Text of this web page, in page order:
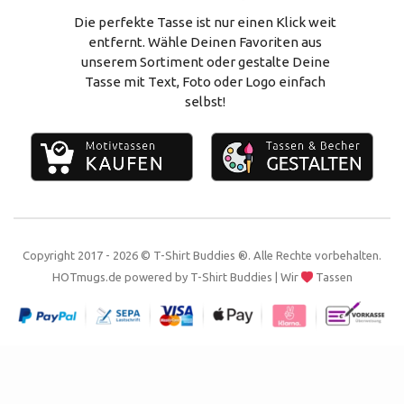
Alles zum Selbstgestalten
Vertrag widerrufenDie perfekte Tasse ist nur einen Klick weit
entfernt. Wähle Deinen Favoriten aus
unserem Sortiment oder gestalte Deine
Tasse mit Text, Foto oder Logo einfach
selbst!
Copyright 2017 - 2026 © T-Shirt Buddies ®. Alle Rechte vorbehalten.
HOTmugs.de powered by T-Shirt Buddies | Wir Tassen